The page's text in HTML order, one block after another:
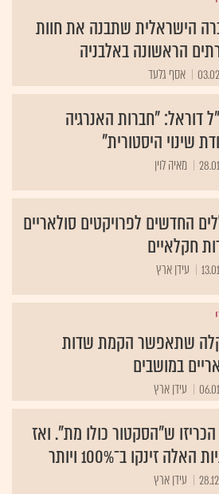
הישראלית שתבנה את חוות
הראשונה באלבניה
אסף גלעד
דוראל: "חברות האנרגיה
שינוי היסטורית"
מאיה לוין
החדשים לפרויקטים סולאריים
חקלאיים
עידן ארץ
שתאפשר הקמת שדות
במושבים
עידן ארץ
ש"הסקטור כולו מת". ואז
האלה זינקו ב־100% ויותר
עידן ארץ